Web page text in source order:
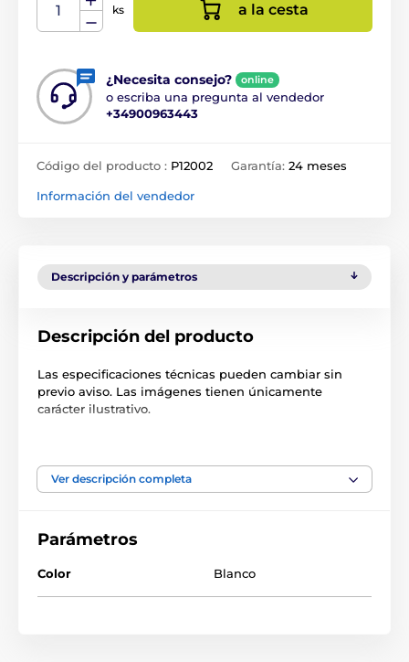
ks a la cesta
¿Necesita consejo? online
o escriba una pregunta al vendedor
+34900963443
Código del producto : P12002 Garantía: 24 meses
Información del vendedor
Descripción y parámetros
Descripción del producto
Las especificaciones técnicas pueden cambiar sin
previo aviso. Las imágenes tienen únicamente
carácter ilustrativo.
El producto aparece en las categorías
Ver descripción completa
Parámetros
Color Blanco